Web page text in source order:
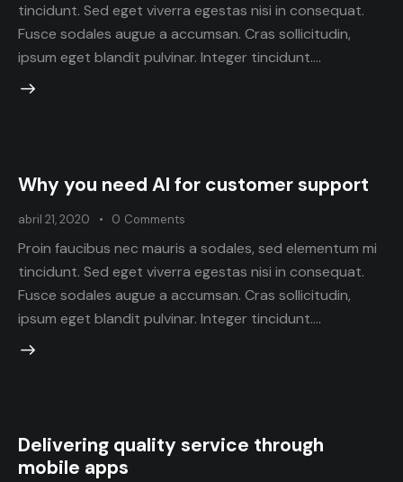
tincidunt. Sed eget viverra egestas nisi in consequat.
Fusce sodales augue a accumsan. Cras sollicitudin,
ipsum eget blandit pulvinar. Integer tincidunt.…
Why you need AI for customer support
abril 21, 2020 0 Comments
Proin faucibus nec mauris a sodales, sed elementum mi
tincidunt. Sed eget viverra egestas nisi in consequat.
Fusce sodales augue a accumsan. Cras sollicitudin,
ipsum eget blandit pulvinar. Integer tincidunt.…
Delivering quality service through
mobile apps